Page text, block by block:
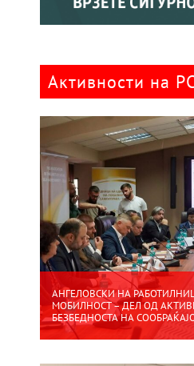
Активности на
АНГЕЛОВСКИ НА
МОБИЛНОСТ – ДЕЛ ОД
БЕЗБЕДНОСТА НА